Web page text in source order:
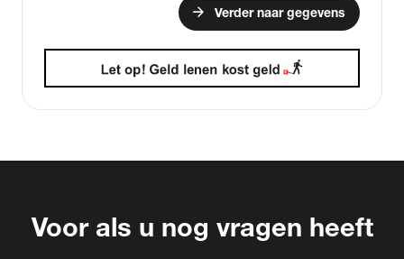
arrow_forward Verder naar gegevens
Voor als u nog vragen heeft